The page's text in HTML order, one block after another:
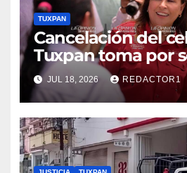
TUXPAN
Cancelación del
Tuxpan toma por
Nahle
JUL 18, 2026 REDACTOR1